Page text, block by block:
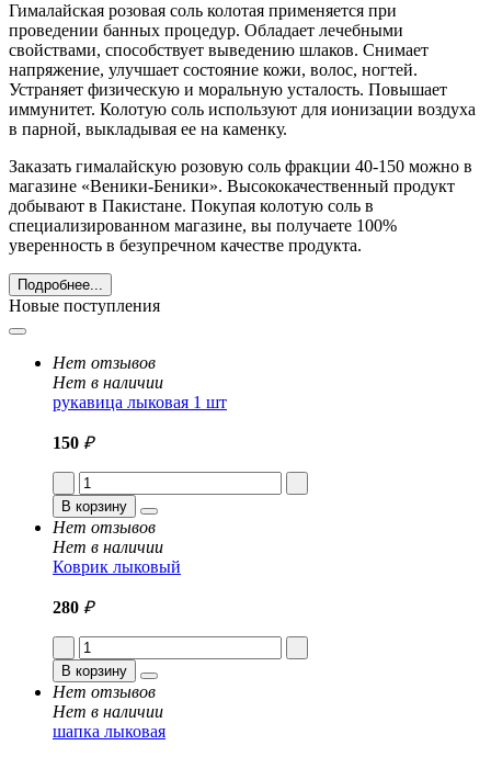
Гималайская розовая соль колотая применяется при
проведении банных процедур. Обладает лечебными
свойствами, способствует выведению шлаков. Снимает
напряжение, улучшает состояние кожи, волос, ногтей.
Устраняет физическую и моральную усталость. Повышает
иммунитет. Колотую соль используют для ионизации воздуха
в парной, выкладывая ее на каменку.
Заказать гималайскую розовую соль фракции 40-150 можно в
магазине «Веники-Беники». Высококачественный продукт
добывают в Пакистане. Покупая колотую соль в
специализированном магазине, вы получаете 100%
уверенность в безупречном качестве продукта.
Подробнее...
Новые поступления
Нет отзывов
Нет в наличии
рукавица лыковая 1 шт
150 ₽
В корзину
Нет отзывов
Нет в наличии
Коврик лыковый
280 ₽
В корзину
Нет отзывов
Нет в наличии
шапка лыковая